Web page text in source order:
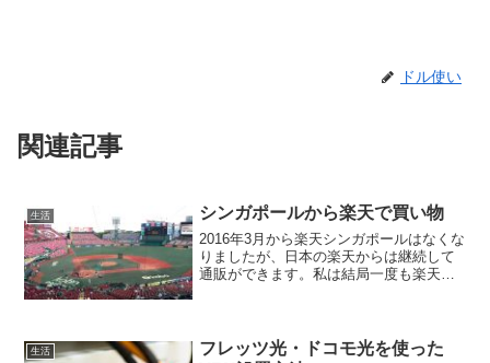
ドル使い
関連記事
生活 シンガポールから楽天で買い物
2016年3月から楽天シンガポールはなくな
りましたが、日本の楽天からは継続して
通販ができます。私は結局一度も楽天シ
本の方が安いものも...
生活
フレッツ光・ドコモ光を使った